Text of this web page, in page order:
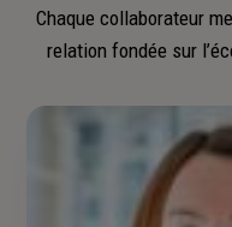
Chaque collaborateur
relation fondée sur